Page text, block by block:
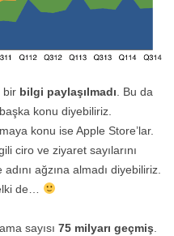
bir bilgi paylaşılmadı . Bu da
konu diyebiliriz.
konu ise Apple Store’lar.
ciro ve ziyaret sayılarını
ağzına almadı diyebiliriz.
de…
sayısı 75 milyarı geçmiş